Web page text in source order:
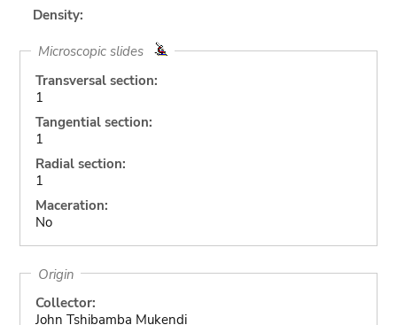
Density:
Microscopic slides
Transversal section:
1
Tangential section:
1
Radial section:
1
Maceration:
No
Origin
Collector:
John Tshibamba Mukendi